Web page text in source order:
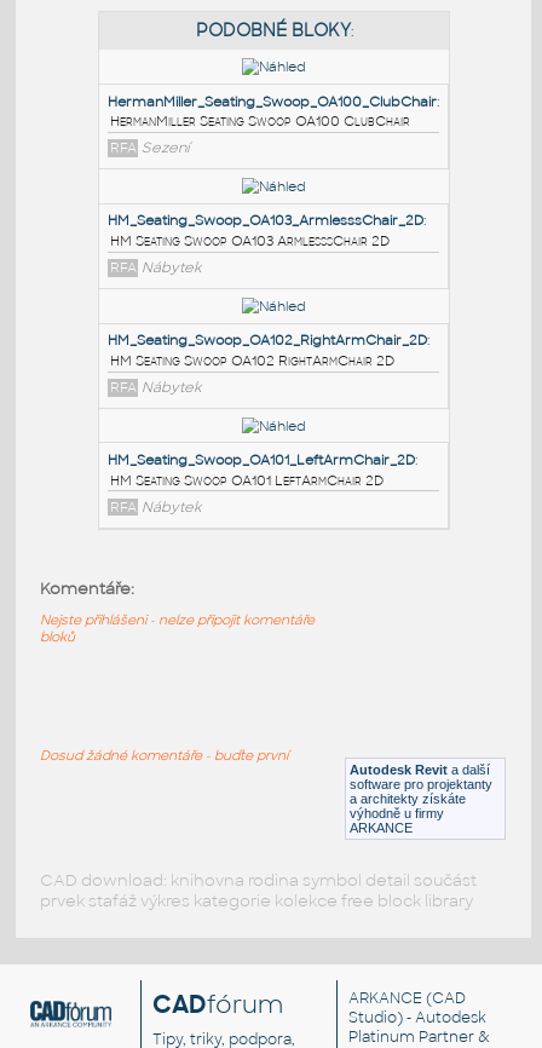
PODOBNÉ BLOKY
HermanMiller_Seating_Swoop_OA100_ClubChair
HermanMiller Seating Swoop OA100 ClubChair
RFA Sezení
HM_Seating_Swoop_OA103_ArmlesssChair_2D
HM Seating Swoop OA103 ArmlesssChair 2D
RFA Nábytek
HM_Seating_Swoop_OA102_RightArmChair_2D
HM Seating Swoop OA102 RightArmChair 2D
HM Seating Swoop OA101 LeftArmChair 2D
Autodesk Revit a další
software pro projektanty
a architekty získáte
výhodně u firmy
ARKANCE
Komentáře:
Nejste přihlášeni - nelze připojit komentáře
bloků
Dosud žádné komentáře - buďte první
CAD download: knihovna rodina symbol detail součást
prvek stafáž výkres kategorie kolekce free block library
CADfórum
Tipy, triky, podpora,
ARKANCE (CAD
Studio) - Autodesk
Platinum Partner &